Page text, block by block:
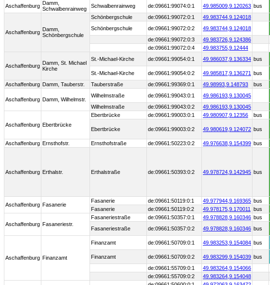
Aschaffenburg Damm,
Schwalbenrainweg
Schwalbenrainweg de:09661:99074:0:1 49.985009, 9.120263 bus
Aschaffenburg Damm,
Schönbergschule
Schönbergschule de:09661:99072:0:1 49.983744, 9.124018
Schönbergschule
de:09661:99072:0:2 49.983744, 9.124018
de:09661:99072:0:3
49.983726, 9.124386
de:09661:99072:0:4
49.983755, 9.12444
Aschaffenburg Damm, St. Michael
Kirche
St.-Michael-Kirche de:09661:99054:0:1 49.986037, 9.136334 bus
St.-Michael-Kirche de:09661:99054:0:2 49.985817, 9.136271 bus
Aschaffenburg Damm, Tauberstr. Tauberstraße de:09661:99369:0:1 49.98993, 9.148793 bus
Aschaffenburg Damm, Wilhelmstr.
Wilhelmstraße de:09661:99043:0:1 49.986193, 9.130045
Wilhelmstraße
de:09661:99043:0:2 49.986193, 9.130045
Aschaffenburg Ebertbrücke
Ebertbrücke de:09661:99003:0:1 49.980907, 9.12356 bus
Ebertbrücke de:09661:99003:0:2 49.980619, 9.124072 bus
Aschaffenburg Ernsthofstr. Ernsthofstraße de:09661:50223:0:2 49.976638, 9.154399 bus
Aschaffenburg Erthalstr. Erthalstraße de:09661:50393:0:2 49.978724, 9.142945 bus
Aschaffenburg Fasanerie
Fasanerie de:09661:50119:0:1 49.977944, 9.169365 bus
Fasanerie
de:09661:50119:0:2 49.978175, 9.170011 bus
Aschaffenburg Fasaneriestr.
Fasaneriestraße de:09661:50357:0:1 49.978828, 9.160346 bus
Fasaneriestraße
de:09661:50357:0:2 49.978828, 9.160346 bus
Aschaffenburg Finanzamt
Finanzamt de:09661:50709:0:1 49.983253, 9.154084 bus
Finanzamt de:09661:50709:0:2 49.983299, 9.154039 bus
de:09661:55709:0:1
49.983264, 9.154066
de:09661:55709:0:2
49.983264, 9.154048